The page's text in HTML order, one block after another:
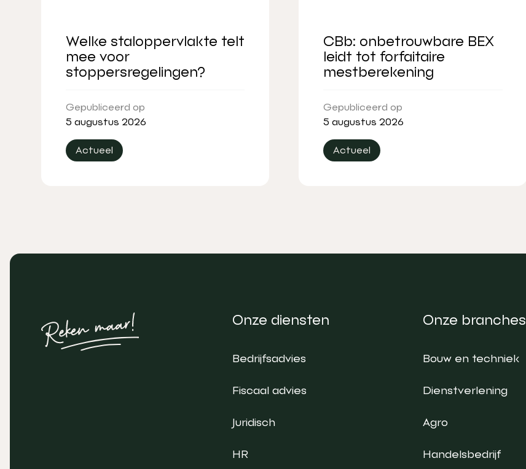
Welke staloppervlakte telt
mee voor
stoppersregelingen?
Gepubliceerd op
5 augustus 2026
Actueel
CBb: onbetrouwbare BEX
leidt tot forfaitaire
mestberekening
Gepubliceerd op
5 augustus 2026
Actueel
Onze diensten
Bedrijfsadvies
Fiscaal advies
Juridisch
HR
Onze branches
Bouw en techniek
Dienstverlening
Agro
Handelsbedrijf